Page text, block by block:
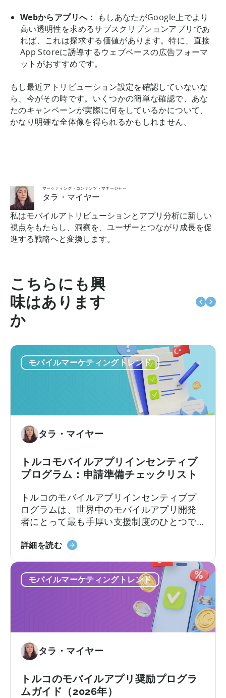
Webからアプリへ：
もしあなたがGoogle上でより
高い透明性を求めるサブスクリプションアプリであ
れば、これは探求する価値があります。特に、直接
App Storeに誘導するウェブベースの広告フォーマ
ットがおすすめです。
もし最近アトリビューション設定を確認していないな
ら、今がその時です。いくつかの簡単な確認で、あな
たのキャンペーンが実際に何をしているかについて、
かなり明確な全体像を得られるかもしれません。
マーケティング・コンテンツ・マネージャー
タラ・マイヤー
私はモバイルアトリビューションとアプリ分析に新しい
視点をもたらし、洞察を、ユーザーとつながり成長を促
進する戦略へと変換します。
こちらにも興
味はあります
か
モバイルマーケティングトレンド
タラ・マイヤー
トルコモバイルアプリインセンティブ
プログラム：申請準備チェックリスト
トルコのモバイルアプリインセンティブプ
ログラムは、世界中のモバイルアプリ開発
者にとって最も手厚い支援制度のひとつで
し、対象となる広告費、プラットフォーム
の一部を払い戻します。支援率や上限額は
カテゴリーやプログラムトラックによって
異なります。[1][4][5][6] 適切な企業にとっ
て、これは国際展開において大きな差を生
む可能性があります。[1][5][7]
詳細を読む「Türkiye
イ
励
ロ
グ
モバイルマーケティングトレンド
タラ・マイヤー
トルコのモバイルアプリ奨励プログラ
ムガイド（2026年）